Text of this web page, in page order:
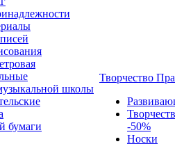
школы
бумаги
Творчество
-50%
Носки